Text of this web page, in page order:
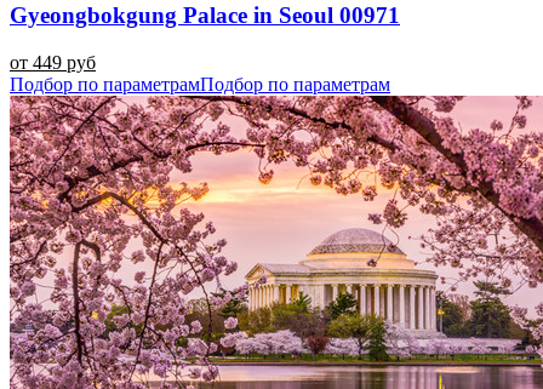
Gyeongbokgung Palace in Seoul 00971
от 449 руб
Подбор по параметрамПодбор по параметрам